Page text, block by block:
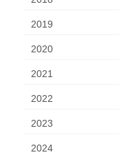
2019
2020
2021
2022
2023
2024